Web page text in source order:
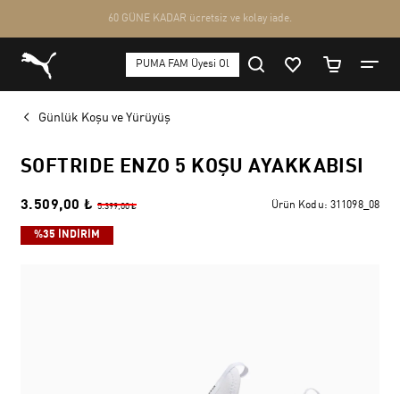
Günlük Koşu ve Yürüyüş
SOFTRIDE ENZO 5 KOŞU AYAKKABISI
3.509,00 ₺ 5.399,00 ₺ Ürün Kodu: 311098_08
%35 İNDİRİM